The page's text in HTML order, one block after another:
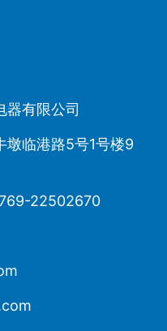
器有限公司
墩临港路5号1号楼9
22502670